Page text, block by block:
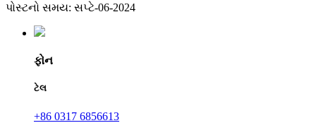
પોસ્ટનો સમય: સપ્ટે-06-2024
ફોન
ટેલ
+86 0317 6856613